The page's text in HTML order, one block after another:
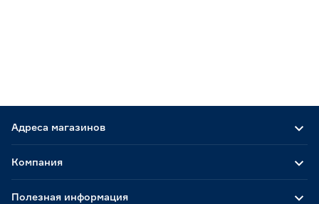
Адреса магазинов
Компания
Полезная информация